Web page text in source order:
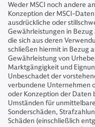
Weder MSCI noch andere
Konzeption der MSCI-
ausdrückliche oder
Gewährleistungen in
die sich aus deren
schließen hiermit in Bezug
Gewährleistung von
Marktgängigkeit und
Unbeschadet der
verbundene Unternehmen
oder Konzeption der
Umständen für
Sonderschäden,
Schäden (einschließlich